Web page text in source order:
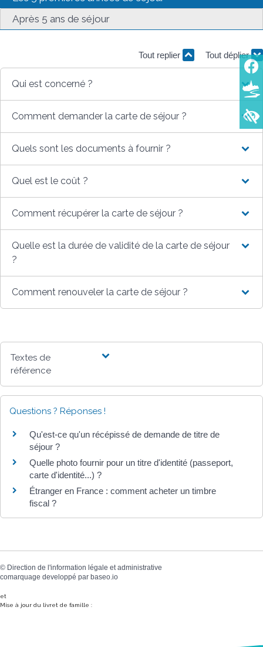
Après 5 ans de séjour
Tout replier Tout déplier
Qui est concerné ?
Comment demander la carte de séjour ?
Quels sont les documents à fournir ?
Quel est le coût ?
Comment récupérer la carte de séjour ?
Quelle est la durée de validité de la carte de séjour
?
Comment renouveler la carte de séjour ?
Textes de
référence
Questions ? Réponses !
Qu'est-ce qu'un récépissé de demande de titre de
séjour ?
Quelle photo fournir pour un titre d'identité (passeport,
carte d'identité...) ?
Étranger en France : comment acheter un timbre
fiscal ?
© Direction de l'information légale et administrative
comarquage developpé par baseo.io
et
Mise à jour du livret de famille :